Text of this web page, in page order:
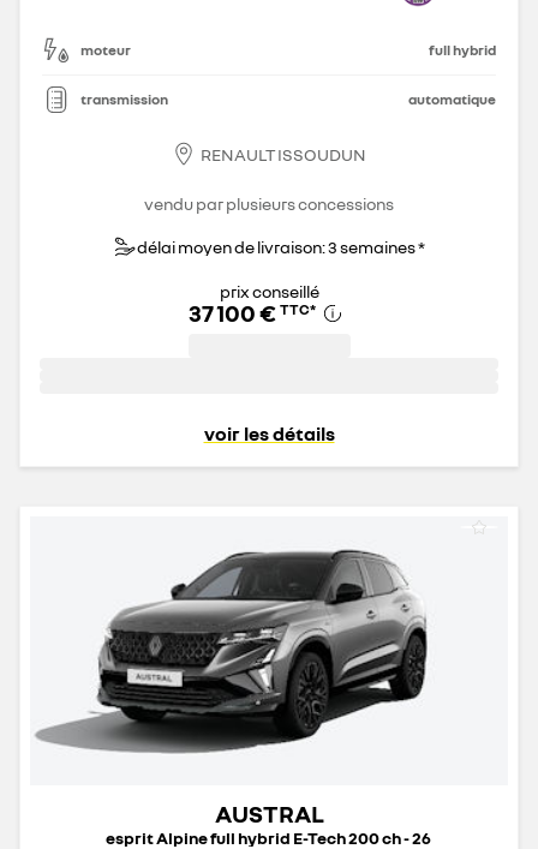
moteur full hybrid
transmission automatique
RENAULT ISSOUDUN
vendu par plusieurs concessions
délai moyen de livraison: 3 semaines *
prix conseillé
37 100 € TTC*
voir les détails
AUSTRAL
esprit Alpine full hybrid E-Tech 200 ch - 26